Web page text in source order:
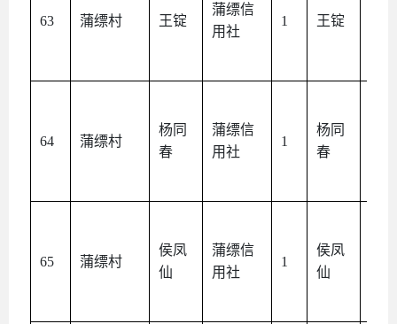
63 蒲缥村 王锭
蒲缥信
用社
1 王锭
64 蒲缥村
杨同
春
蒲缥信
用社
1
杨同
春
65 蒲缥村
侯凤
仙
蒲缥信
用社
1
侯凤
仙